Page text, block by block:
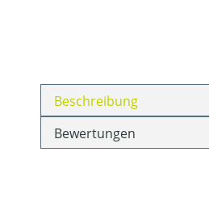
Beschreibung
Bewertungen